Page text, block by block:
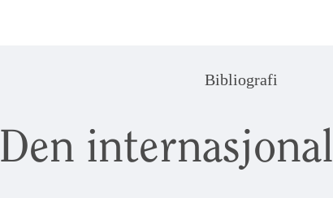
Bibliografi
Den